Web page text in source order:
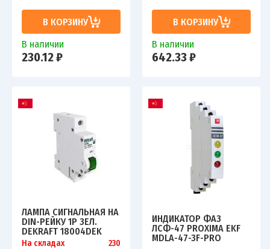
В КОРЗИНУ
В наличии
230.12 ₽
В КОРЗИНУ
В наличии
642.33 ₽
ЛАМПА СИГНАЛЬНАЯ НА
DIN-РЕЙКУ 1P ЗЕЛ.
DEKRAFT 18004DEK
На складах 230
ИНДИКАТОР ФАЗ
ЛСФ-47 PROXIMA EKF
MDLA-47-3F-PRO